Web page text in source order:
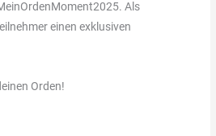
Als
einen exklusiven
Orden!